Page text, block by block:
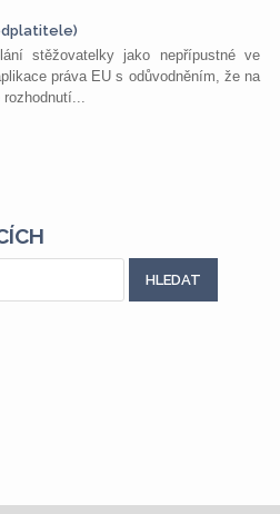
stěžovatelky jako nepřípustné ve
práva EU s odůvodněním, že na
rozhodnutí...